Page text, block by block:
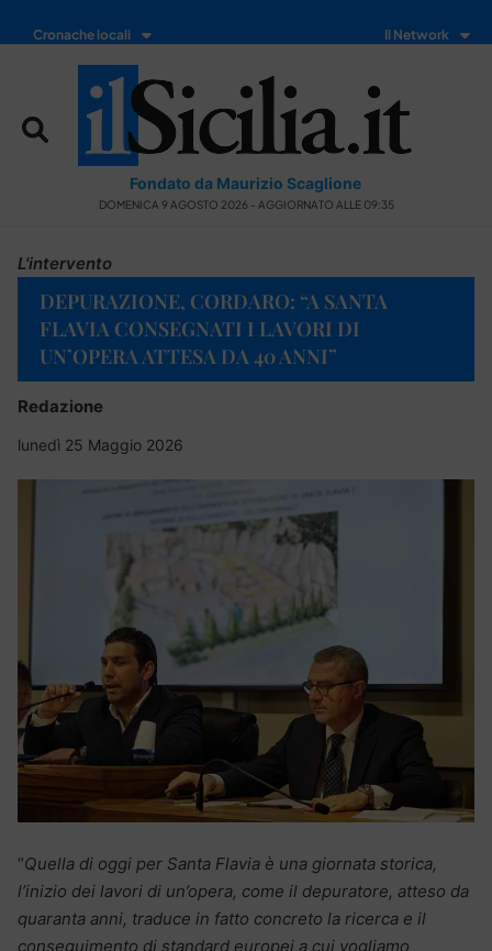
Cronache locali Il Network
Fondato da Maurizio Scaglione
DOMENICA 9 AGOSTO 2026 - AGGIORNATO ALLE 09:35
L'intervento
DEPURAZIONE, CORDARO: “A SANTA
FLAVIA CONSEGNATI I LAVORI DI
UN’OPERA ATTESA DA 40 ANNI”
Redazione
lunedì 25 Maggio 2026
“Quella di oggi per Santa Flavia è una giornata storica,
l’inizio dei lavori di un’opera, come il depuratore, atteso da
quaranta anni, traduce in fatto concreto la ricerca e il
conseguimento di standard europei a cui vogliamo